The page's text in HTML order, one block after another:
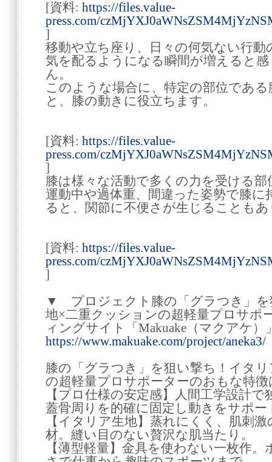
[資料: https://files.value-
press.com/
]
移動や立ち座り、日々の何気ない行
気を配るようになる瞬間が増えると
ん。
このような場合に、特定の部位であ
と、膝の動きに役立ちます。
[資料: https://files.value-
press.com/
]
膝は様々な活動で多くの力を受ける部
運動中や過体重、間違った姿勢で膝に
ると、関節に不便さが生じることも
[資料: https://files.value-
press.com/
]
▼ プロジェクト膝の「グラつき」を
地×二重クッションの超軽量プロサポ
ィングサイト「Makuake（マクアケ）
https://www.makuake.com/project/aneka3/
膝の「グラつき」を狙い撃ち！イタ
の超軽量プロサポーターのおもな特
【プロ仕様の安定感】人間工学設計
蓋骨周りを的確に固定し動きをサポー
【イタリア生地】蒸れにくく、肌刺
材。縫い目のない贅沢な肌当たり。
【薄型軽量】金具を使わない一枚作